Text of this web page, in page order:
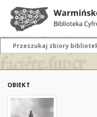
OBIEKT